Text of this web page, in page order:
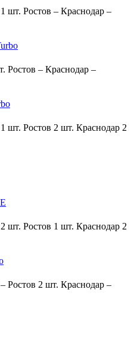
1 шт. Ростов – Краснодар –
Ростов – Краснодар –
1 шт. Ростов 2 шт. Краснодар 2
2 шт. Ростов 1 шт. Краснодар 2
– Ростов 2 шт. Краснодар –